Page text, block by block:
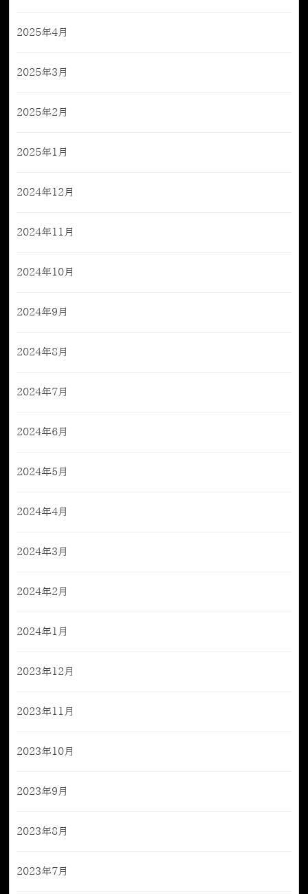
2025年4月
2025年3月
2025年2月
2025年1月
2024年12月
2024年11月
2024年10月
2024年9月
2024年8月
2024年7月
2024年6月
2024年5月
2024年4月
2024年3月
2024年2月
2024年1月
2023年12月
2023年11月
2023年10月
2023年9月
2023年8月
2023年7月